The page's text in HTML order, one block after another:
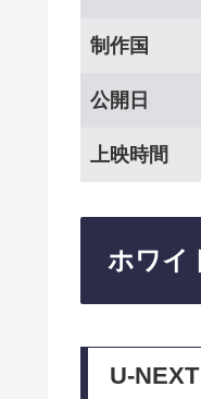
制作国
公開日
上映時間
ホワイ
U-NEXT